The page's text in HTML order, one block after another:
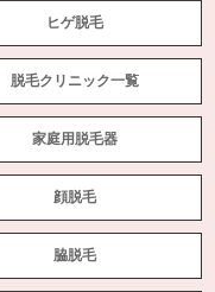
ヒゲ脱毛
脱毛クリニック一覧
家庭用脱毛器
顔脱毛
脇脱毛